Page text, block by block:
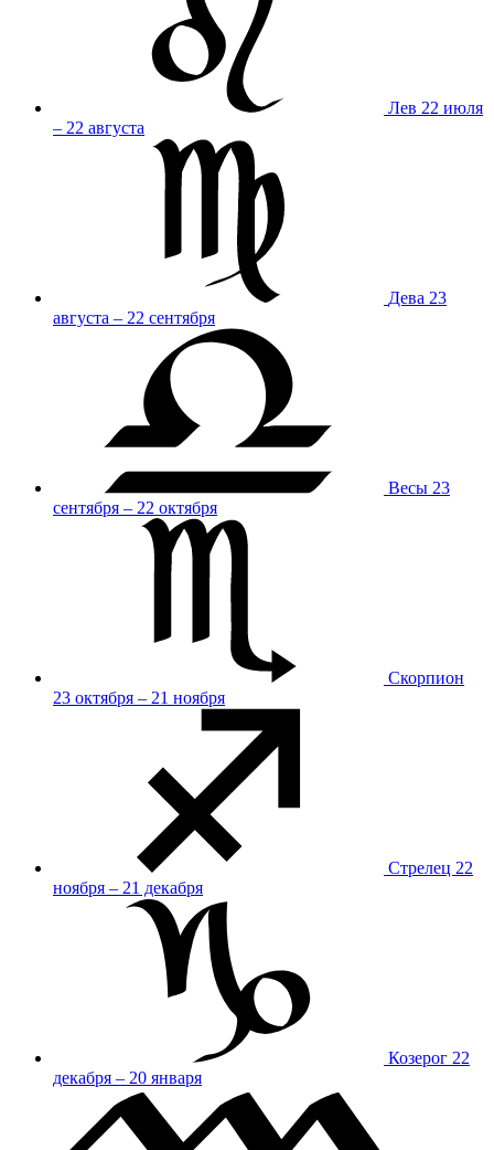
Лев 22 июля
– 22 августа
Дева 23
августа – 22 сентября
Весы 23
сентября – 22 октября
Скорпион
23 октября – 21 ноября
Стрелец 22
ноября – 21 декабря
Козерог 22
декабря – 20 января